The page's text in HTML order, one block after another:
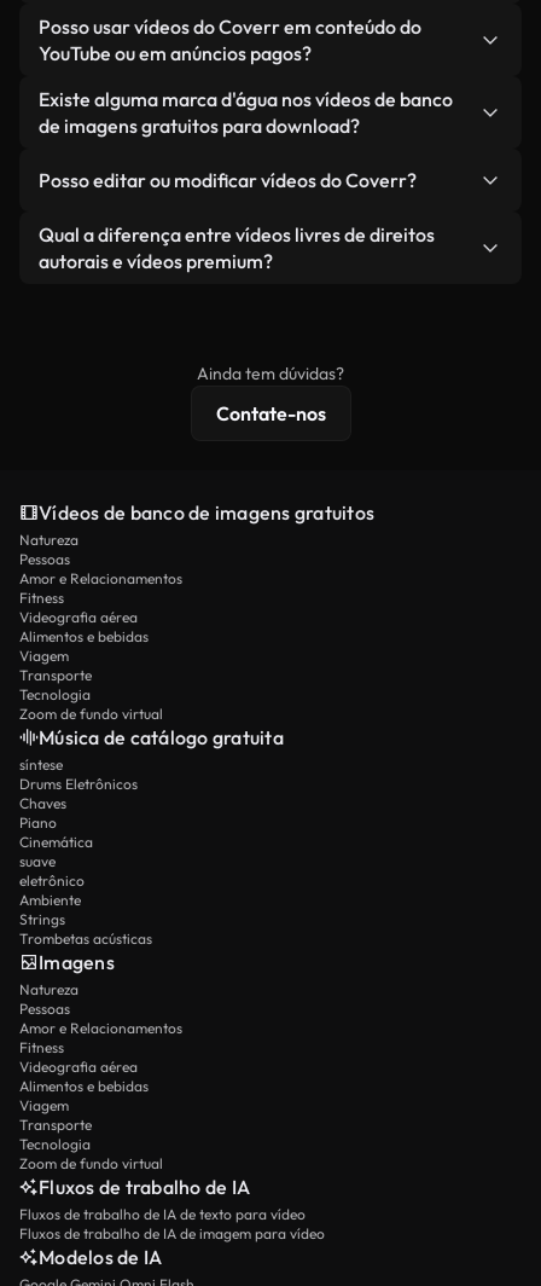
como LCP.
"Surfando em Gear ao pôr do sol" — e o Studio
gerará um vídeo personalizado para você em
segundos, alinhado com nossos padrões de
licenciamento.
Não é necessário dar crédito. Todos os vídeos em
nossa biblioteca são livres de direitos autorais e
embora isso seja sempre bem-vindo.
Posso usar vídeos do Coverr em conteúdo do
YouTube ou em anúncios pagos?
Sim. Todas as imagens de arquivo da Coverr
podem ser usadas em vídeos monetizados do
de clientes — desde que você não esteja
como um produto independente.
Existe alguma marca d'água nos vídeos de banco
de imagens gratuitos para download?
reais ou gerados por IA — inclui marcas d'água.
Você recebe imagens limpas e prontas para usar.
Posso editar ou modificar vídeos do Coverr?
Sim. Você pode cortar, recortar ou remixar nossos
vídeos livremente. Apenas certifique-se de que o
Qual a diferença entre vídeos livres de direitos
autorais e vídeos premium?
licenciamento estendidas.
Ainda tem dúvidas?
Contate-nos
Vídeos de banco de imagens gratuitos
Natureza
Pessoas
Amor e Relacionamentos
Fitness
Videografia aérea
Alimentos e bebidas
Viagem
Transporte
Tecnologia
Zoom de fundo virtual
Música de catálogo gratuita
síntese
Drums Eletrônicos
Chaves
Piano
Cinemática
suave
eletrônico
Ambiente
Strings
Trombetas acústicas
Imagens
Natureza
Pessoas
Amor e Relacionamentos
Fitness
Videografia aérea
Alimentos e bebidas
Viagem
Transporte
Tecnologia
Zoom de fundo virtual
Fluxos de trabalho de IA
Fluxos de trabalho de IA de texto para vídeo
Fluxos de trabalho de IA de imagem para vídeo
Modelos de IA